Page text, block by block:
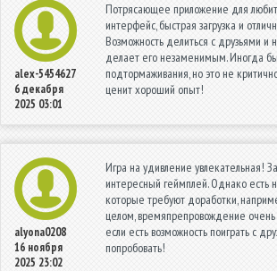
alex-5454627
6 декабря
2025 03:01
Потрясающее приложение для
интерфейс, быстрая загрузка и
Возможность делиться с друзьями и
делает его незаменимым. Иногда
подтормаживания, но это не
ценит хороший опыт!
alyona0208
16 ноября
2025 23:02
Игра на удивление увлекательная!
интересный геймплей. Однако есть
которые требуют доработки,
целом, времяпрепровождение очень
если есть возможность поиграть с
попробовать!